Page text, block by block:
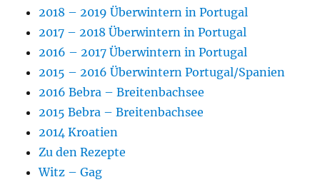
2018 – 2019 Überwintern in Portugal
2017 – 2018 Überwintern in Portugal
2016 – 2017 Überwintern in Portugal
2015 – 2016 Überwintern Portugal/Spanien
2016 Bebra – Breitenbachsee
2015 Bebra – Breitenbachsee
2014 Kroatien
Zu den Rezepte
Witz – Gag